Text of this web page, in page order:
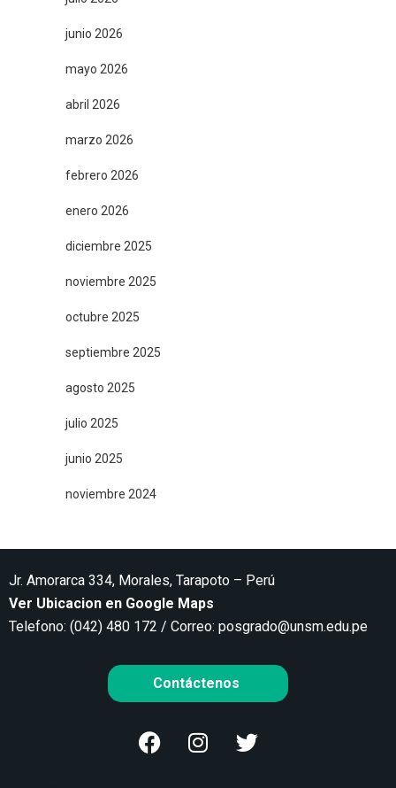
junio 2026
mayo 2026
abril 2026
marzo 2026
febrero 2026
enero 2026
diciembre 2025
noviembre 2025
octubre 2025
septiembre 2025
agosto 2025
julio 2025
junio 2025
noviembre 2024
Jr. Amorarca 334, Morales, Tarapoto – Perú
Ver Ubicacion en Google Maps
Telefono: (042) 480 172 / Correo: posgrado@unsm.edu.pe
Contáctenos